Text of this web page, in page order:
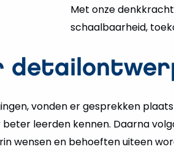
Met onze
schaalbaarheid,
vonden er gesprekken
leerden kennen. Daarna
wensen en behoeften uiteen